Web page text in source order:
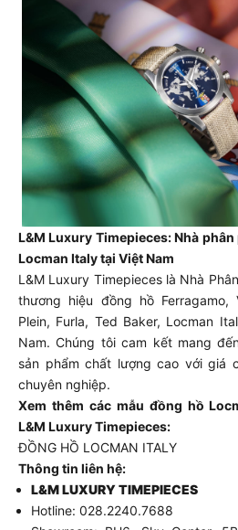
L&M Luxury Timepieces: Nhà
Locman Italy tại Việt Nam
L&M Luxury Timepieces là Nhà
thương hiệu đồng hồ Ferragamo,
Plein, Furla, Ted Baker, Locman
Nam.Chúng tôi cam kết mang
sản phẩm chất lượng cao với giá
chuyên nghiệp.
Xem thêm các mẫu đồng hồ
L&M Luxury Timepieces:
ĐỒNG HỒ LOCMAN ITALY
Thông tin liên hệ:
L&M LUXURY TIMEPIECES
Hotline: 028.2240.7688